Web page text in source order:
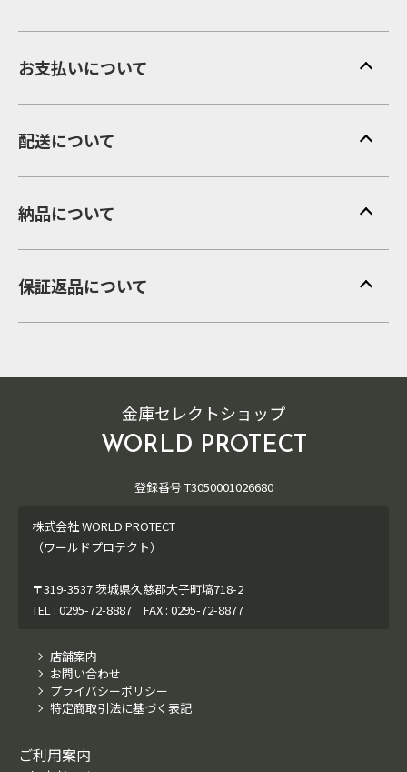
お支払いについて
配送について
納品について
保証返品について
金庫セレクトショップ
WORLD PROTECT
登録番号 T3050001026680
株式会社 WORLD PROTECT
（ワールドプロテクト）
〒319-3537 茨城県久慈郡大子町塙718-2
TEL : 0295-72-8887 FAX : 0295-72-8877
店舗案内
お問い合わせ
プライバシーポリシー
特定商取引法に基づく表記
ご利用案内